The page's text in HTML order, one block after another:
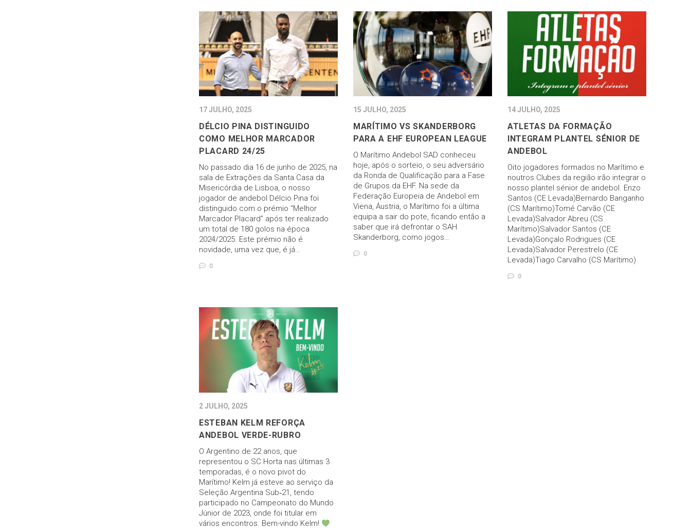
17 JULHO, 2025
DÉLCIO PINA DISTINGUIDO
COMO MELHOR MARCADOR
PLACARD 24/25
No passado dia 16 de junho de 2025, na
sala de Extrações da Santa Casa da
Misericórdia de Lisboa, o nosso
jogador de andebol Délcio Pina foi
distinguido com o prémio “Melhor
Marcador Placard” após ter realizado
um total de 180 golos na época
2024/2025. Este prémio não é
novidade, uma vez que, é já…
0
15 JULHO, 2025
MARÍTIMO VS SKANDERBORG
PARA A EHF EUROPEAN LEAGUE
O Marítimo Andebol SAD conheceu
hoje, após o sorteio, o seu adversário
da Ronda de Qualificação para a Fase
de Grupos da EHF. Na sede da
Federação Europeia de Andebol em
Viena, Áustria, o Marítimo foi a última
equipa a sair do pote, ficando então a
saber que irá defrontar o SAH
Skanderborg, como jogos…
0
14 JULHO, 2025
ATLETAS DA FORMAÇÃO
INTEGRAM PLANTEL SÉNIOR DE
ANDEBOL
Oito jogadores formados no Marítimo e
noutros Clubes da região irão integrar o
nosso plantel sénior de andebol. Enzo
Santos (CE Levada)Bernardo Banganho
(CS Marítimo)Tomé Carvão (CE
Levada)Salvador Abreu (CS
Marítimo)Salvador Santos (CE
Levada)Gonçalo Rodrigues (CE
Levada)Salvador Perestrelo (CE
Levada)Tiago Carvalho (CS Marítimo)
0
2 JULHO, 2025
ESTEBAN KELM REFORÇA
ANDEBOL VERDE-RUBRO
O Argentino de 22 anos, que
representou o SC Horta nas últimas 3
temporadas, é o novo pivot do
Marítimo! Kelm já esteve ao serviço da
Seleção Argentina Sub‑21, tendo
participado no Campeonato do Mundo
Júnior de 2023, onde foi titular em
vários encontros. Bem-vindo Kelm!